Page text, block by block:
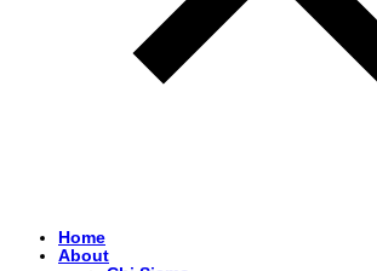
Home
About